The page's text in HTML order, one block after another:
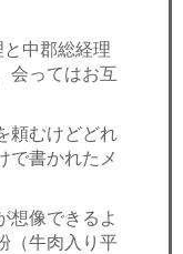
中郡総経理
会ってはお互
頼むけどどれ
で書かれたメ
想像できるよ
（牛肉入り平